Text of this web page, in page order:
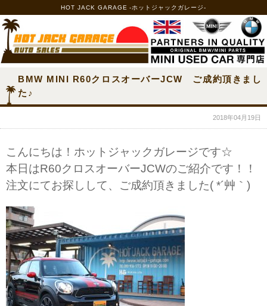
HOT JACK GARAGE -ホットジャックガレージ-
BMW MINI R60クロスオーバーJCW ご成約頂きまし
た♪
2018年04月19日
こんにちは！ホットジャックガレージです☆
本日はR60クロスオーバーJCWのご紹介です！！
注文にてお探しして、ご成約頂きました( *´艸｀)